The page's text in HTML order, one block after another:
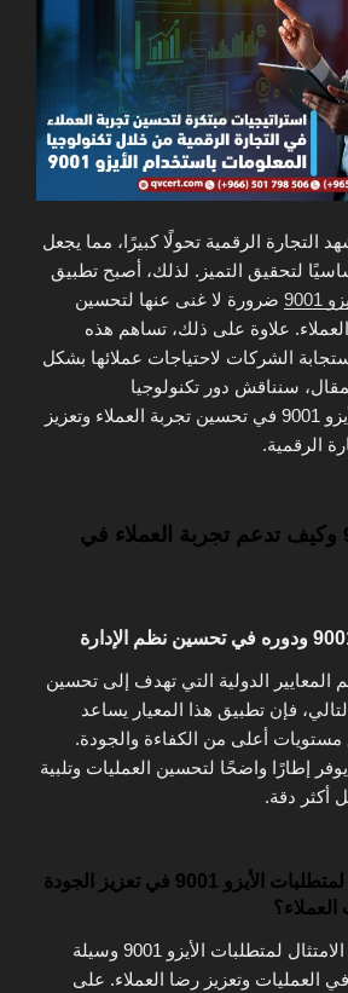
التجارة الرقمية تحولًا كبيرًا، مما يجعل
لتحقيق التميز. لذلك، أصبح تطبيق
9001
ضرورة لا غنى عنها لتحسين
علاوة على ذلك، تساهم هذه
الشركات لاحتياجات عملائها بشكل
سنناقش دور تكنولوجيا
المعلومات ومعايير الأيزو 9001 في تحسين تجربة العملاء وتعزيز
الرقمية.
ما هي الأيزو 9001 وكيف تدعم تجربة العملاء في
المعايير الدولية التي تهدف إلى تحسين
فإن تطبيق هذا المعيار يساعد
أعلى من الكفاءة والجودة.
إطارًا واضحًا لتحسين العمليات وتلبية
أكثر دقة.
كيف يساهم الامتثال لمتطلبات الأيزو 9001 في تعزيز الجودة
العملاء؟
من ناحية أخرى، يعتبر الامتثال لمتطلبات الأيزو 9001 وسيلة
في العمليات وتعزيز رضا العملاء. على